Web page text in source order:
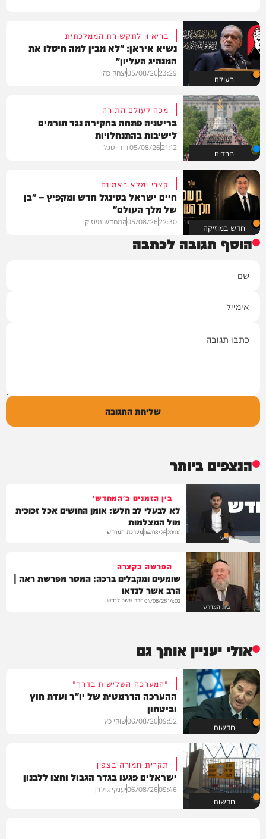
בעולם
בריאיון לתקשורת הממלכתית
נשיא איראן: "לא מבין למה חיסלו את
המנהיג העליון"
23:29
05/08/26יצחק כהן
חרדים
מכה לעולם התורה
בריטניה פתחה בחקירה נגד תורמים
לישיבות בהתנחלויות
21:12
05/08/26דודי סגל
חדש במוזיקה
קצבי ומלא באמונה
חיים ישראל בסינגל חדש ומקפיץ – "בן
של מלך העולם"
22:30
05/08/26המחדש מיוזיק
הוסף תגובה לכתבה
שליחת התגובה
הנצפים ביותר
VOD
בין הזמנים ב'המחדש'
לא לבעלי לב חלש: אומן החושים אכל זכוכית
מול המצלמות
20:00
04/08/26מערכת המחדש
בית המדרש
הפרשה בקצרה
שומעים ומקבלים ברכה: המסר מפרשת ראה |
הרב אשר לנדאו
14:02
04/08/26הרב אשר לנדאו
אולי יעניין אותך גם
חדשות
"המערכה השלישית בדרך"
ההערכה הדרמטית של יו"ר ועדת חוץ
וביטחון
09:52
06/08/26שוקי כץ
חדשות
תקרית חמורה בצפון
ישראלים פגעו בגדר הגבול וחצו ללבנון
09:46
06/08/26יענקי גולדן